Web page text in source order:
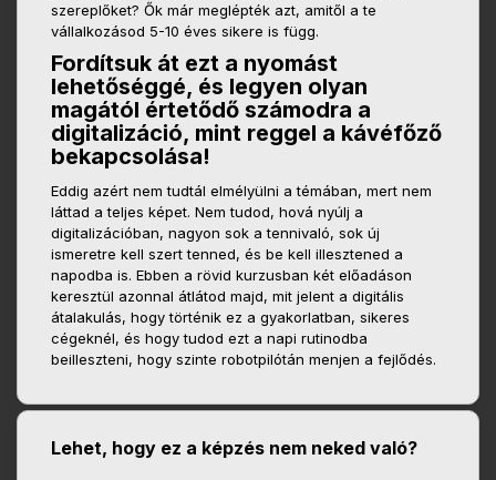
szereplőket? Ők már meglépték azt, amitől a te
vállalkozásod 5-10 éves sikere is függ.
Fordítsuk át ezt a nyomást
lehetőséggé, és legyen olyan
magától értetődő számodra a
digitalizáció, mint reggel a kávéfőző
bekapcsolása!
Eddig azért nem tudtál elmélyülni a témában, mert nem
láttad a teljes képet. Nem tudod, hová nyúlj a
digitalizációban, nagyon sok a tennivaló, sok új
ismeretre kell szert tenned, és be kell illesztened a
napodba is. Ebben a rövid kurzusban két előadáson
keresztül azonnal átlátod majd, mit jelent a digitális
átalakulás, hogy történik ez a gyakorlatban, sikeres
cégeknél, és hogy tudod ezt a napi rutinodba
beilleszteni, hogy szinte robotpilótán menjen a fejlődés.
Lehet, hogy ez a képzés nem neked való?